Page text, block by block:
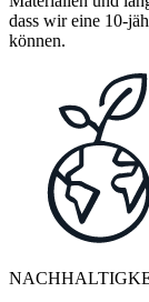
dass wir eine 10-
können.